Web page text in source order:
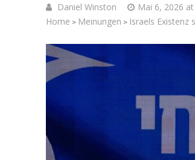
Daniel Winston Mai 6, 2026
Home > Meinungen > Israels Existenz